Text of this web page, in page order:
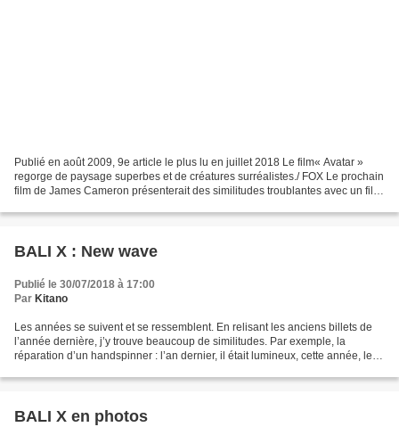
Publié en août 2009, 9e article le plus lu en juillet 2018 Le film« Avatar »
regorge de paysage superbes et de créatures surréalistes./ FOX Le prochain
film de James Cameron présenterait des similitudes troublantes avec un film
BALI X : New wave
Publié le 30/07/2018 à 17:00
Par Kitano
Les années se suivent et se ressemblent. En relisant les anciens billets de
l’année dernière, j’y trouve beaucoup de similitudes. Par exemple, la
réparation d’un handspinner : l’an dernier, il était lumineux, cette année, le
BALI X en photos